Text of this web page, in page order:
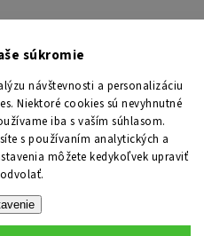
súkromie
návštevnosti a personalizáciu
Niektoré cookies sú nevyhnutné
iba s vaším súhlasom.
s používaním analytických a
môžete kedykoľvek upraviť